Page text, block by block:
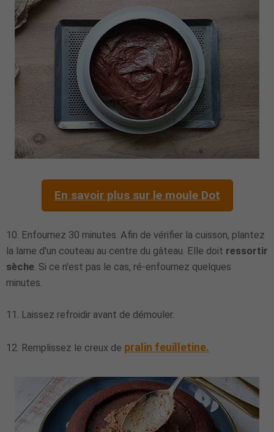
En savoir plus sur le moule Dot
10. Enfournez 30 minutes. Afin de vérifier la cuisson, plantez
la lame d'un couteau au centre du gâteau. Elle doit ressortir
sèche . Si ce n'est pas le cas, ré-enfournez quelques
minutes.
11. Laissez refroidir avant de démouler.
12. Remplissez le creux de pralin feuilletine.